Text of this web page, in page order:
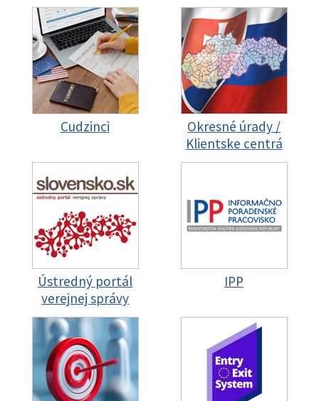
Cudzinci
Okresné úrady /
Klientske centrá
Ústredný portál
verejnej správy
IPP